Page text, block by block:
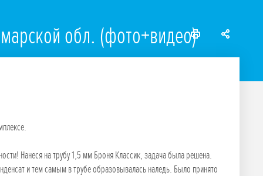
обл. (фото+видео)
Нанеся на трубу 1,5 мм Броня Классик, задача была решена.
и тем самым в трубе образовывалась наледь. Было принято